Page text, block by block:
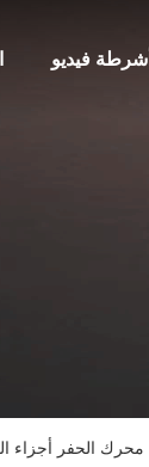
أشرطة فيديو